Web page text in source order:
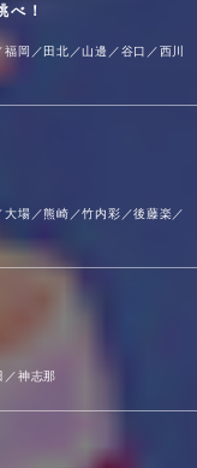
べ！
岡／田北／山邊／谷口／西川
場／熊崎／竹内彩／後藤楽／
／神志那